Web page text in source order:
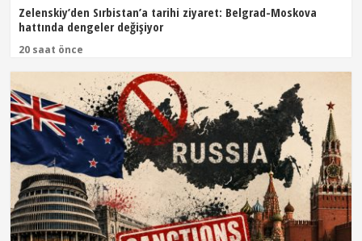
Zelenskiy’den Sırbistan’a tarihi ziyaret: Belgrad-Moskova
hattında dengeler değişiyor
20 saat önce